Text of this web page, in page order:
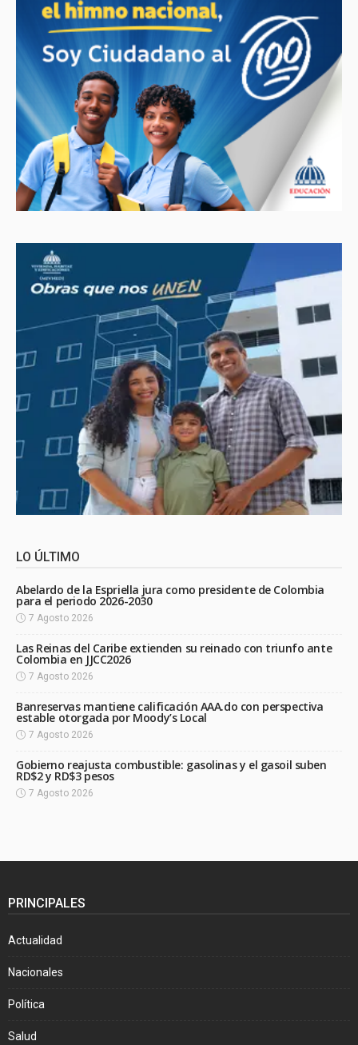
LO ÚLTIMO
Abelardo de la Espriella jura como presidente de Colombia
para el periodo 2026-2030
7 Agosto 2026
Las Reinas del Caribe extienden su reinado con triunfo ante
Colombia en JJCC2026
7 Agosto 2026
Banreservas mantiene calificación AAA.do con perspectiva
estable otorgada por Moody’s Local
7 Agosto 2026
Gobierno reajusta combustible: gasolinas y el gasoil suben
RD$2 y RD$3 pesos
7 Agosto 2026
PRINCIPALES
Actualidad
Nacionales
Política
Salud